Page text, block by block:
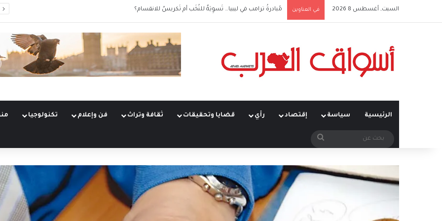
السبت, أغسطس 8 2026 في العناوين مُبادرةُ ترامب في ليبيا… تَسوِيَةٌ للنُخَب أم تَكريسٌ للانقسام؟
الرئيسية سياسة إقتصاد رأي قضايا وتحقيقات ثقافة وتراث فن وإعلام تكنولوجيا
بحث